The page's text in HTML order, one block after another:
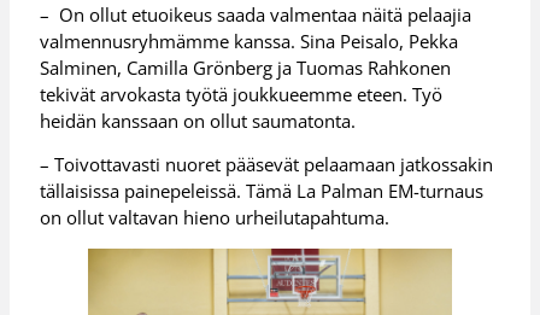
– On ollut etuoikeus saada valmentaa näitä pelaajia
valmennusryhmämme kanssa. Sina Peisalo, Pekka
Salminen, Camilla Grönberg ja Tuomas Rahkonen
tekivät arvokasta työtä joukkueemme eteen. Työ
heidän kanssaan on ollut saumatonta.
– Toivottavasti nuoret pääsevät pelaamaan jatkossakin
tällaisissa painepeleissä. Tämä La Palman EM-turnaus
on ollut valtavan hieno urheilutapahtuma.